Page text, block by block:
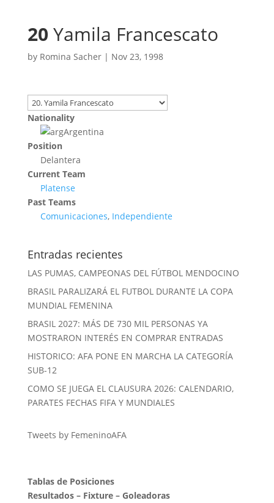
20 Yamila Francescato
by Romina Sacher| Nov 23, 1998
Nationality
Argentina
Position
Delantera
Current Team
Platense
Past Teams
Comunicaciones, Independiente
Entradas recientes
LAS PUMAS, CAMPEONAS DEL FÚTBOL MENDOCINO
BRASIL PARALIZARÁ EL FUTBOL DURANTE LA COPA
MUNDIAL FEMENINA
BRASIL 2027: MÁS DE 730 MIL PERSONAS YA
MOSTRARON INTERÉS EN COMPRAR ENTRADAS
HISTORICO: AFA PONE EN MARCHA LA CATEGORÍA
SUB-12
COMO SE JUEGA EL CLAUSURA 2026: CALENDARIO,
PARATES FECHAS FIFA Y MUNDIALES
Tweets by FemeninoAFA
Tablas de Posiciones
Resultados– Fixture– Goleadoras